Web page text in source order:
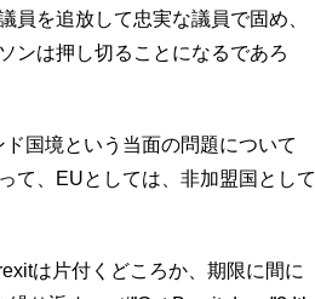
員を追放して忠実な議員で固め、
ンは押し切ることになるであろ
国境という当面の問題について
て、EUとしては、非加盟国として
は片付くどころか、期限に間に